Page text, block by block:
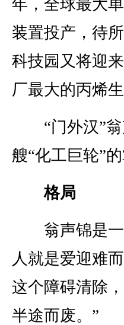
年，全球最大
装置投产，待
科技园又将迎
厂最大的丙烯生
“门外汉”翁
艘“化工巨轮”的
格局
翁声锦是一
人就是爱迎难
这个障碍清除
半途而废。”